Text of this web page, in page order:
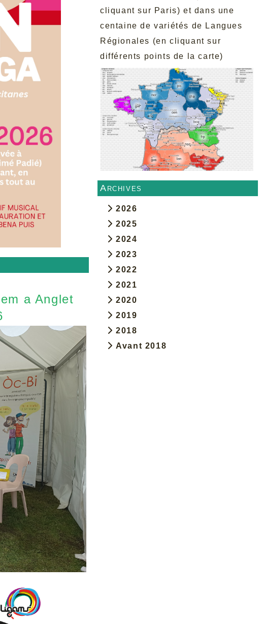
a Anglet
cliquant sur Paris) et dans une
centaine de variétés de Langues
Régionales (en cliquant sur
différents points de la carte)
Archives
2026
2025
2024
2023
2022
2021
2020
2019
2018
Avant 2018